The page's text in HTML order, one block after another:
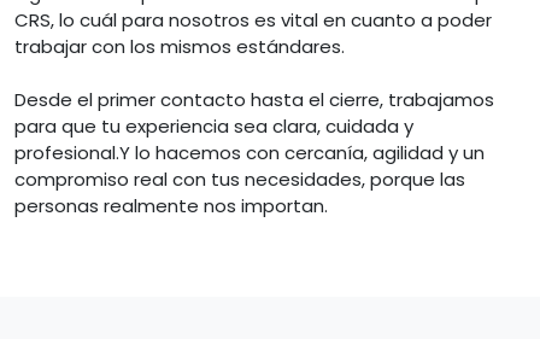
CRS, lo cuál para nosotros es vital en cuanto a poder
trabajar con los mismos estándares.
Desde el primer contacto hasta el cierre, trabajamos
para que tu experiencia sea clara, cuidada y
profesional.Y lo hacemos con cercanía, agilidad y un
compromiso real con tus necesidades, porque las
personas realmente nos importan.